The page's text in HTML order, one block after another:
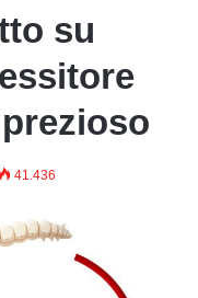
su
41.436